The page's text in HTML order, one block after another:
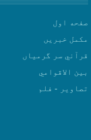
صفحه اول
مکمل خبریں
قرآني سر گرمياں
بين الاقوامي
تصاوير - فلم